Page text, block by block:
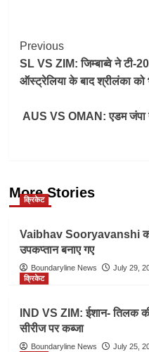
Post
Navigation
Previous
SL VS ZIM: जिम्बाब्वे ने टी-
ऑस्ट्रेलिया के बाद श्रीलंका को
AUS VS OMAN: एडम जंपा
More Stories
क्रिकेट
Vaibhav Sooryavanshi को
उपकप्तान बनाए गए
Boundaryline News July 29,
क्रिकेट
IND VS ZIM: ईशान- तिलक
सीरीज पर कब्जा
Boundaryline News July 25,